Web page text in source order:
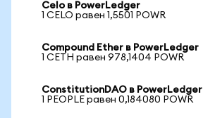
Celo в PowerLedger
1 CELO равен 1,5501 POWR
Compound Ether в PowerLedger
1 CETH равен 978,1404 POWR
ConstitutionDAO в PowerLedger
1 PEOPLE равен 0,184080 POWR